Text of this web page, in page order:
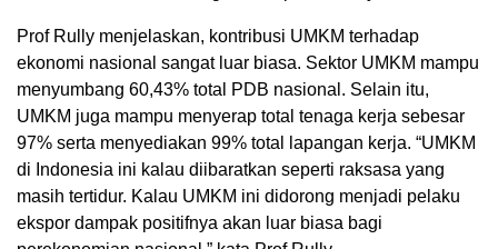
Prof Rully menjelaskan, kontribusi UMKM terhadap
ekonomi nasional sangat luar biasa. Sektor UMKM mampu
menyumbang 60,43% total PDB nasional. Selain itu,
UMKM juga mampu menyerap total tenaga kerja sebesar
97% serta menyediakan 99% total lapangan kerja. “UMKM
di Indonesia ini kalau diibaratkan seperti raksasa yang
masih tertidur. Kalau UMKM ini didorong menjadi pelaku
ekspor dampak positifnya akan luar biasa bagi